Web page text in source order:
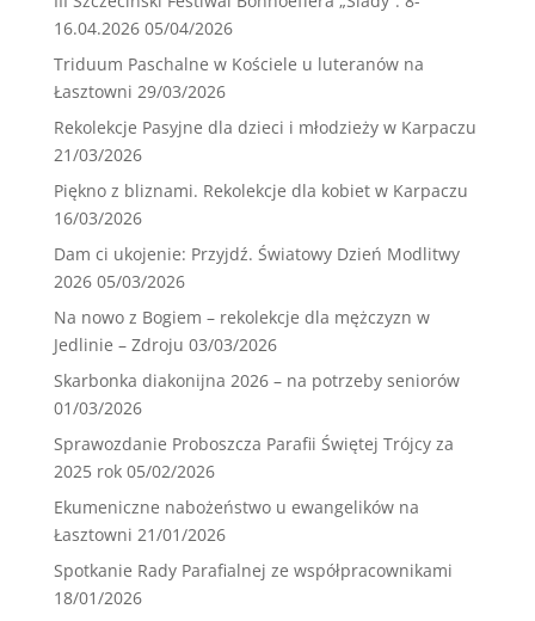
16.04.2026 05/04/2026
Triduum Paschalne w Kościele u luteranów na
Łasztowni 29/03/2026
Rekolekcje Pasyjne dla dzieci i młodzieży w Karpaczu
21/03/2026
Piękno z bliznami. Rekolekcje dla kobiet w Karpaczu
16/03/2026
Dam ci ukojenie: Przyjdź. Światowy Dzień Modlitwy
2026 05/03/2026
Na nowo z Bogiem – rekolekcje dla mężczyzn w
Jedlinie – Zdroju 03/03/2026
Skarbonka diakonijna 2026 – na potrzeby seniorów
01/03/2026
Sprawozdanie Proboszcza Parafii Świętej Trójcy za
2025 rok 05/02/2026
Ekumeniczne nabożeństwo u ewangelików na
Łasztowni 21/01/2026
Spotkanie Rady Parafialnej ze współpracownikami
18/01/2026